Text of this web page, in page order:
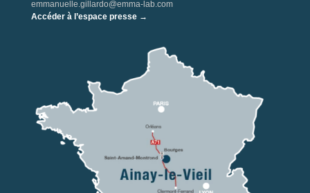
emmanuelle.gillardo@emma-lab.com
Accéder à l’espace presse →